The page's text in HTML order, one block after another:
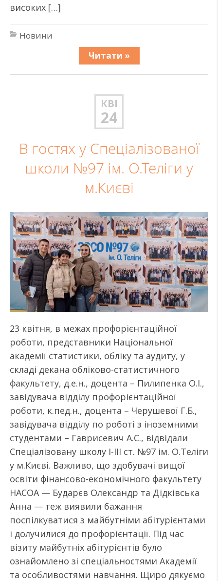
високих […]
Новини
Читати »
КВІ
24
В гостях у Спеціалізованої
школи №97 ім. О.Теліги у
м.Києві
23 квітня, в межах профорієнтаційної
роботи, представники Національної
академії статистики, обліку та аудиту, у
складі декана обліково-статистичного
факультету, д.е.н., доцента – Пилипенка О.І.,
завідувача відділу профорієнтаційної
роботи, к.пед.н., доцента – Черушевої Г.Б.,
завідувача відділу по роботі з іноземними
студентами – Гаврисевич А.С., відвідали
Спеціалізовану школу І-III ст. №97 ім. О.Теліги
у м.Києві. Важливо, що здобувачі вищої
освіти фінансово-економічного факультету
НАСОА — Бударєв Олександр та Дідківська
Анна — теж виявили бажання
поспілкуватися з майбутніми абітурієнтами
і долучилися до профорієнтації. Під час
візиту майбутніх абітурієнтів було
ознайомлено зі спеціальностями Академії
та особливостями навчання. Щиро дякуємо